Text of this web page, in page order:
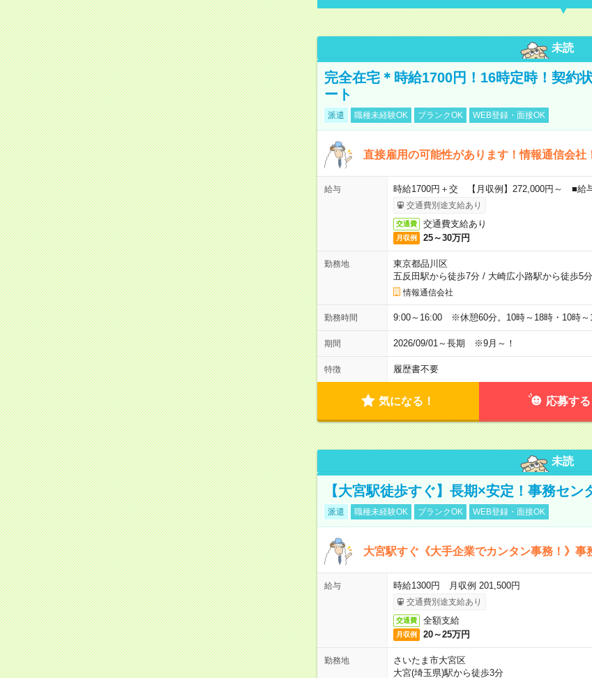
未読
完全在宅＊時給1700円！16時定時！契約
ート
派遣 職種未経験OK ブランクOK WEB登録・面接OK
直接雇用の可能性があります！情報通信会社
給与 時給1700円＋交 【月収例】272,000円～ ■給
交通費別途支給あり
交通費 交通費支給あり
月収例 25～30万円
勤務地
東京都品川区
五反田駅から徒歩7分/ 大崎広小路駅から徒歩5分
情報通信会社
勤務時間 9:00～16:00 ※休憩60分。10時～18時・10時～
期間 2026/09/01～長期 ※9月～！
特徴 履歴書不要
気になる！ 応募する
未読
【大宮駅徒歩すぐ】長期×安定！事務セン
派遣 職種未経験OK ブランクOK WEB登録・面接OK
大宮駅すぐ《大手企業でカンタン事務！》事
給与 時給1300円 月収例 201,500円
交通費別途支給あり
交通費 全額支給
月収例 20～25万円
勤務地
さいたま市大宮区
大宮(埼玉県)駅から徒歩3分